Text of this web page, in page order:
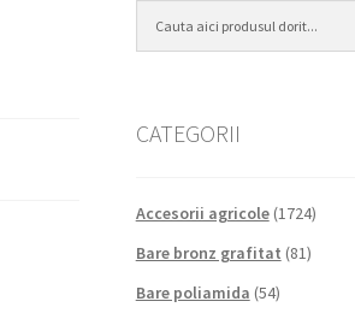
CATEGORII
Accesorii agricole (1724)
Bare bronz grafitat (81)
Bare poliamida (54)